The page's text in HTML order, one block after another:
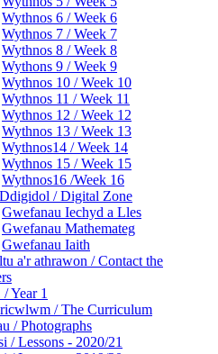
Wythnos 6 / Week 6
Wythnos 7 / Week 7
Wythnos 8 / Week 8
Wythons 9 / Week 9
Wythnos 10 / Week 10
Wythnos 11 / Week 11
Wythnos 12 / Week 12
Wythnos 13 / Week 13
Wythnos14 / Week 14
Wythnos 15 / Week 15
Wythnos16 /Week 16
/ Digital Zone
Gwefanau Iechyd a Lles
Gwefanau Mathemateg
Gwefanau Iaith
a'r athrawon / Contact the
Year 1
/ The Curriculum
/ Photographs
/ Lessons - 2020/21